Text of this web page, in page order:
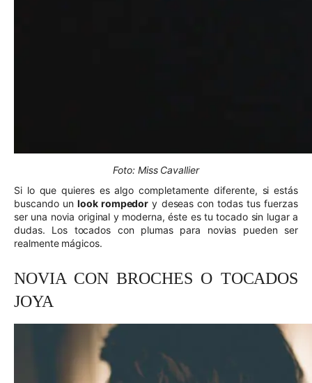
Foto: Miss Cavallier
Si lo que quieres es algo completamente diferente, si estás
buscando un look rompedor y deseas con todas tus fuerzas
ser una novia original y moderna, éste es tu tocado sin lugar a
dudas. Los tocados con plumas para novias pueden ser
realmente mágicos.
NOVIA CON BROCHES O TOCADOS
JOYA